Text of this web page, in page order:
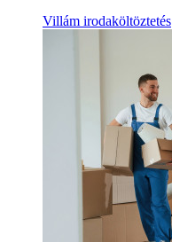
Villám irodaköltöztetés